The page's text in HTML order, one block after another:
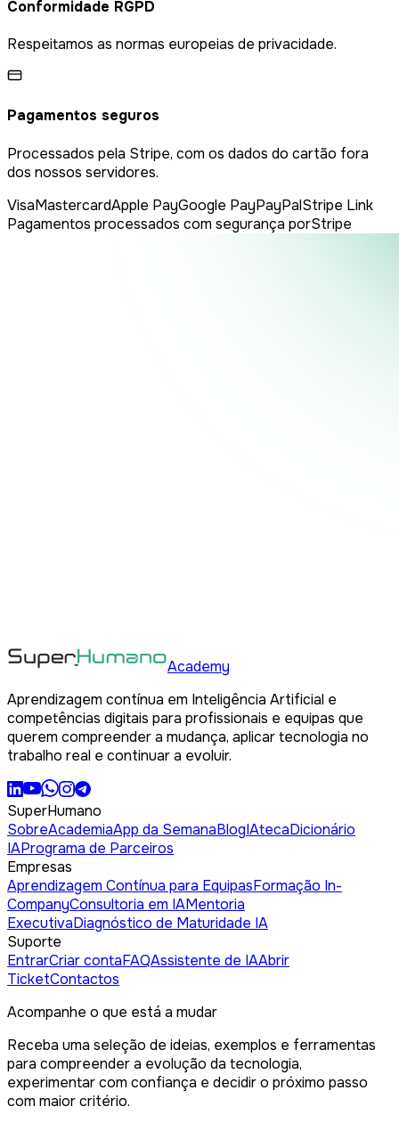
Conformidade RGPD
Respeitamos as normas europeias de privacidade.
Pagamentos seguros
Processados pela Stripe, com os dados do cartão fora
dos nossos servidores.
VisaMastercardApple PayGoogle PayPayPalStripe Link
Pagamentos processados com segurança porStripe
Academy
Aprendizagem contínua em Inteligência Artificial e
competências digitais para profissionais e equipas que
querem compreender a mudança, aplicar tecnologia no
trabalho real e continuar a evoluir.
SuperHumano
SobreAcademiaApp da SemanaBlogIAtecaDicionário
IAPrograma de Parceiros
Empresas
Aprendizagem Contínua para EquipasFormação In-
CompanyConsultoria em IAMentoria
ExecutivaDiagnóstico de Maturidade IA
Suporte
EntrarCriar contaFAQAssistente de IAAbrir
TicketContactos
Acompanhe o que está a mudar
Receba uma seleção de ideias, exemplos e ferramentas
para compreender a evolução da tecnologia,
experimentar com confiança e decidir o próximo passo
com maior critério.